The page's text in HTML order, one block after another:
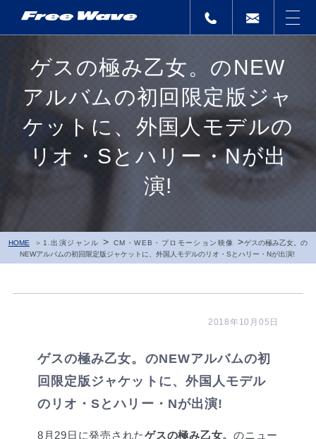
ゲスの極み乙女。のNEW
アルバムの初回限定版ジャ
ケットに、外国人モデルの
リオ・Sとハリー・Nが出
演!
HOME 1.出演ジャンル > CM・WEB・プロモーション映像 >ゲスの極み乙女。の
NEWアルバムの初回限定版ジャケットに、外国人モデルのリオ・Sとハリー・Nが出演!
2018年10月05日
ゲスの極み乙女。のNEWアルバムの初
回限定版ジャケットに、外国人モデル
のリオ・Sとハリー・Nが出演!
8月29日に発売されたゲスの極み乙女。のニュー